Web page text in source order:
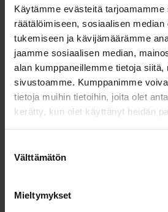
Käytämme evästeitä
räätälöimiseen, sosiaalisen median
tukemiseen ja kävijämäärämme
jaamme sosiaalisen median,
alan kumppaneillemme tietoja siitä,
sivustoamme. Kumppanimme
tietoja muihin tietoihin, joita olet
kerätty, kun olet käyttänyt heidän
valinta
Välttämätön
Mieltymykset
3.7.2026
Matti Nevanperä
Lue artikkeli